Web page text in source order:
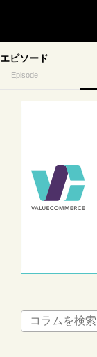
エピソード
Episode